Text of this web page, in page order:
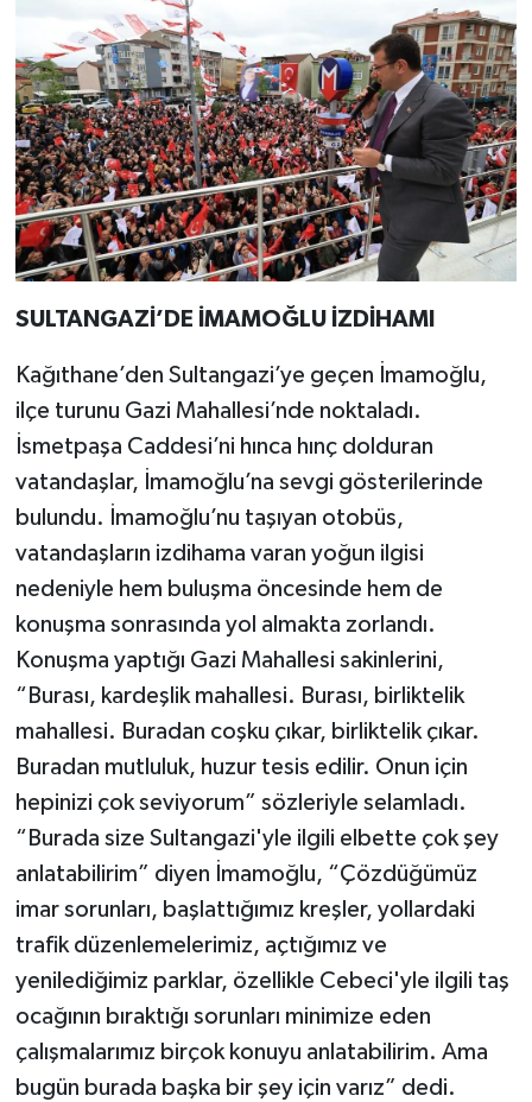
SULTANGAZİ’DE İMAMOĞLU İZDİHAMI
Kağıthane’den Sultangazi’ye geçen İmamoğlu,
ilçe turunu Gazi Mahallesi’nde noktaladı.
İsmetpaşa Caddesi’ni hınca hınç dolduran
vatandaşlar, İmamoğlu’na sevgi gösterilerinde
bulundu. İmamoğlu’nu taşıyan otobüs,
vatandaşların izdihama varan yoğun ilgisi
nedeniyle hem buluşma öncesinde hem de
konuşma sonrasında yol almakta zorlandı.
Konuşma yaptığı Gazi Mahallesi sakinlerini,
“Burası, kardeşlik mahallesi. Burası, birliktelik
mahallesi. Buradan coşku çıkar, birliktelik çıkar.
Buradan mutluluk, huzur tesis edilir. Onun için
hepinizi çok seviyorum” sözleriyle selamladı.
“Burada size Sultangazi'yle ilgili elbette çok şey
anlatabilirim” diyen İmamoğlu, “Çözdüğümüz
imar sorunları, başlattığımız kreşler, yollardaki
trafik düzenlemelerimiz, açtığımız ve
yenilediğimiz parklar, özellikle Cebeci'yle ilgili taş
ocağının bıraktığı sorunları minimize eden
çalışmalarımız birçok konuyu anlatabilirim. Ama
bugün burada başka bir şey için varız” dedi.